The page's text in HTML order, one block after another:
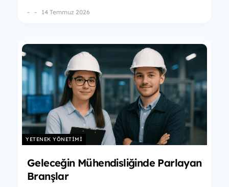
- 14 Temmuz 2026
YETENEK YÖNETIMI
Geleceğin Mühendisliğinde Parlayan
Branşlar